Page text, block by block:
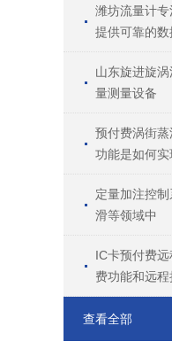
潍坊流量计
提供可靠的数
山东旋进旋
量测量设备
预付费涡街
功能是如何实
定量加注控
滑等领域中
IC卡预付费
费功能和远
查看全部